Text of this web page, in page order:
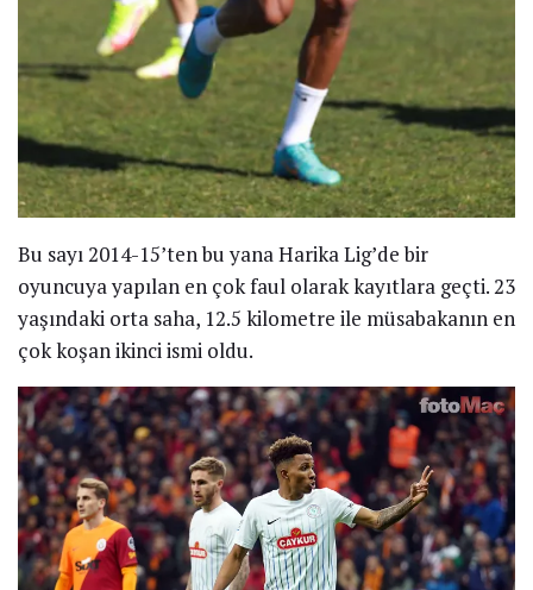
Bu sayı 2014-15’ten bu yana Harika Lig’de bir
oyuncuya yapılan en çok faul olarak kayıtlara geçti. 23
yaşındaki orta saha, 12.5 kilometre ile müsabakanın en
çok koşan ikinci ismi oldu.